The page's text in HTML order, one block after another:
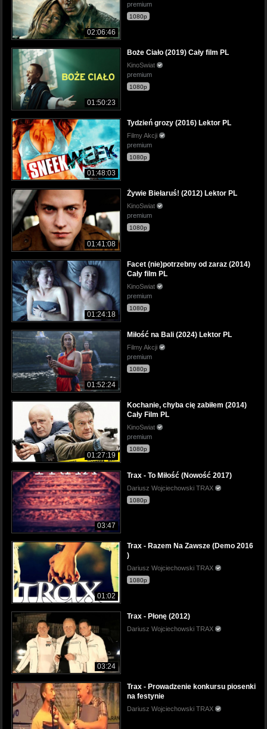
02:06:46
premium
1080p
01:50:23
Boże Ciało (2019) Cały film PL
KinoSwiat
premium
1080p
01:48:03
Tydzień grozy (2016) Lektor PL
Filmy Akcji
premium
1080p
01:41:08
Żywie Biełaruś! (2012) Lektor PL
KinoSwiat
premium
1080p
01:24:18
Facet (nie)potrzebny od zaraz (2014)
Cały film PL
KinoSwiat
premium
1080p
01:52:24
Miłość na Bali (2024) Lektor PL
Filmy Akcji
premium
1080p
01:27:19
Kochanie, chyba cię zabiłem (2014)
Cały Film PL
KinoSwiat
premium
1080p
03:47
Trax - To Miłość (Nowość 2017)
Dariusz Wojciechowski TRAX
1080p
01:02
Trax - Razem Na Zawsze (Demo 2016
)
Dariusz Wojciechowski TRAX
1080p
03:24
Trax - Płonę (2012)
Dariusz Wojciechowski TRAX
Trax - Prowadzenie konkursu piosenki
na festynie
Dariusz Wojciechowski TRAX